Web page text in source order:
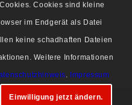
Cookies sind kleine
im Endgerät als Datei
keine schadhaften Dateien
Weitere Informationen
. Impressum
Einwilligung jetzt ändern.